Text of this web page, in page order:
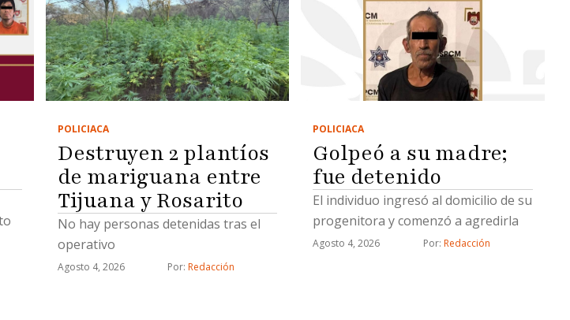
POLICIACA
Destruyen 2 plantíos
de mariguana entre
Tijuana y Rosarito
No hay personas detenidas tras el
operativo
Agosto 4, 2026 Por: Redacción
POLICIACA
Golpeó a su madre;
fue detenido
El individuo ingresó al domicilio de su
progenitora y comenzó a agredirla
Agosto 4, 2026 Por: Redacción